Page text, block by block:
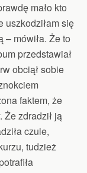
mało kto
uszkodziłam się
mówiła. Że to
przedstawiał
obciął sobie
faktem, że
Że zdradził ją
czule,
tudzież